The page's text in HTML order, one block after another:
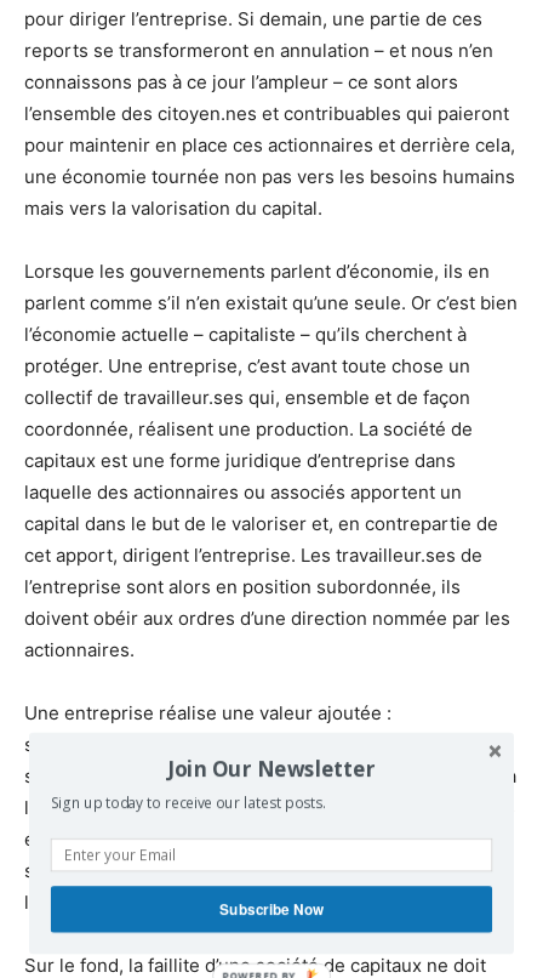
pour diriger l’entreprise. Si demain, une partie de ces
reports se transformeront en annulation – et nous n’en
connaissons pas à ce jour l’ampleur – ce sont alors
l’ensemble des citoyen.nes et contribuables qui paieront
pour maintenir en place ces actionnaires et derrière cela,
une économie tournée non pas vers les besoins humains
mais vers la valorisation du capital.
Lorsque les gouvernements parlent d’économie, ils en
parlent comme s’il n’en existait qu’une seule. Or c’est bien
l’économie actuelle – capitaliste – qu’ils cherchent à
protéger. Une entreprise, c’est avant toute chose un
collectif de travailleur.ses qui, ensemble et de façon
coordonnée, réalisent une production. La société de
capitaux est une forme juridique d’entreprise dans
laquelle des actionnaires ou associés apportent un
capital dans le but de le valoriser et, en contrepartie de
cet apport, dirigent l’entreprise. Les travailleur.ses de
l’entreprise sont alors en position subordonnée, ils
doivent obéir aux ordres d’une direction nommée par les
actionnaires.
Une entreprise réalise une valeur ajoutée :
schématiquement, c’est la valeur qui est réalisée par les
salarié.es de l’entreprise qui correspond aux ventes (ou à
la valeur de la production) moins les achats et l’usure des
équipements de l’entreprise ; c’est la valeur que les
salarié.es « ajoutent » par leur travail à ces achats et à
l’usure des équipements.
Sur le fond, la faillite d’une société de capitaux ne doit
Join Our Newsletter
Sign up today to receive our latest posts.
Subscribe Now